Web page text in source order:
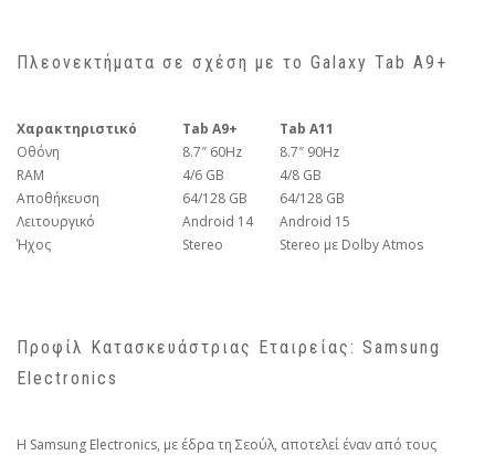
Πλεονεκτήματα σε σχέση με το Galaxy Tab A9+
Χαρακτηριστικό Tab A9+
Tab A11
Οθόνη
8.7″ 60Hz
8.7″ 90Hz
RAM
4/6 GB
4/8 GB
Αποθήκευση
64/128 GB
64/128 GB
Λειτουργικό
Android 14
Android 15
Ήχος
Stereo Stereo με Dolby Atmos
Προφίλ Κατασκευάστριας Εταιρείας: Samsung
Electronics
Η Samsung Electronics, με έδρα τη Σεούλ, αποτελεί έναν από τους